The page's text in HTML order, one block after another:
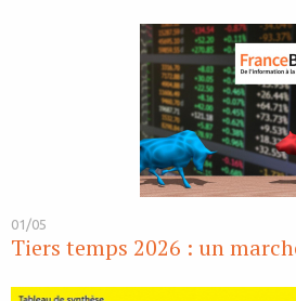
01/05
Tiers temps 2026 : un